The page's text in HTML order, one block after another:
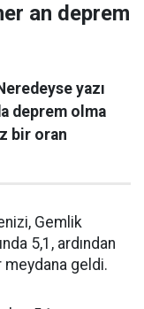
an deprem
yazı
deprem olma
bir oran
Gemlik
5,1, ardından
geldi.